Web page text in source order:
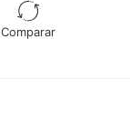
Comparar